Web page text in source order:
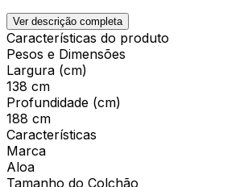
Ver descrição completa
Características do produto
Pesos e Dimensões
Largura (cm)
138 cm
Profundidade (cm)
188 cm
Características
Marca
Aloa
Tamanho do Colchão